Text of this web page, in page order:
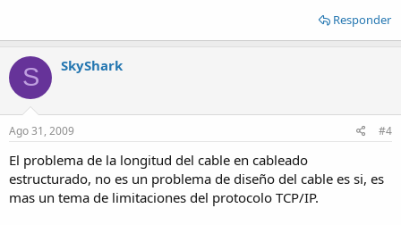
Responder
S SkyShark
Ago 31, 2009 #4
El problema de la longitud del cable en cableado
estructurado, no es un problema de diseño del cable es si, es
mas un tema de limitaciones del protocolo TCP/IP.